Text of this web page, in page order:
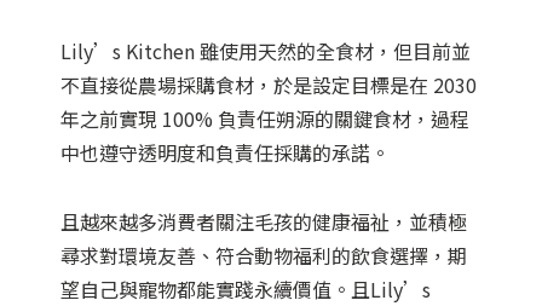
Lily’s Kitchen 雖使用天然的全食材，但目前並
不直接從農場採購食材，於是設定目標是在 2030
年之前實現 100% 負責任朔源的關鍵食材，過程
中也遵守透明度和負責任採購的承諾。
且越來越多消費者關注毛孩的健康福祉，並積極
尋求對環境友善、符合動物福利的飲食選擇，期
望自己與寵物都能實踐永續價值。且Lily’s